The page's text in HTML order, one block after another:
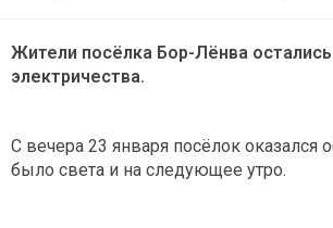
Жители посёлка Бор-Лёнва
электричества.
С вечера 23 января посёлок оказался
было света и на следующее утро.